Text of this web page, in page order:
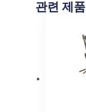
관련 제품